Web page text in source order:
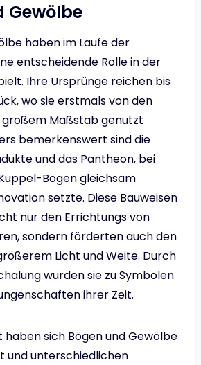
Gewölbe
haben im Laufe der
entscheidende Rolle in der
Ihre Ursprünge reichen bis
wo sie erstmals von den
Maßstab genutzt
bemerkenswert sind die
und das Pantheon, bei
Bogen gleichsam
setzte. Diese Bauweisen
nur den Errichtungs von
sondern förderten auch den
Licht und Weite. Durch
wurden sie zu Symbolen
ihrer Zeit.
haben sich Bögen und Gewölbe
und unterschiedlichen